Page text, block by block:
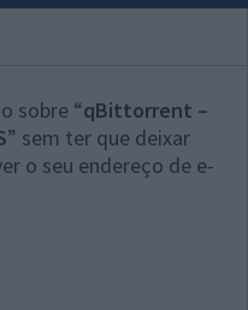
sobre “qBittorrent –
” sem ter que deixar
o seu endereço de e-